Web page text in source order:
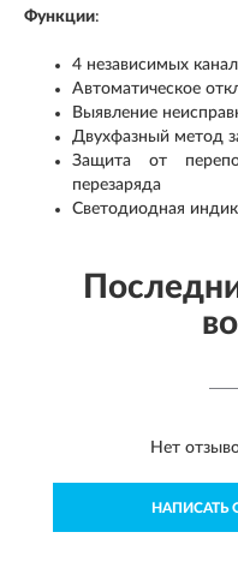
Функции:
4 независимых
Автоматическое
Выявление
Двухфазный метод
Защита от
перезаряда
Светодиодная
Нет
НАПИСАТЬ